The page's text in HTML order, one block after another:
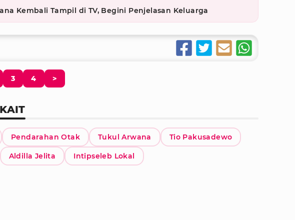
Kembali Tampil di TV, Begini Penjelasan Keluarga
3 4 >
Pendarahan Otak Tukul Arwana Tio Pakusadewo
Aldilla Jelita Intipseleb Lokal